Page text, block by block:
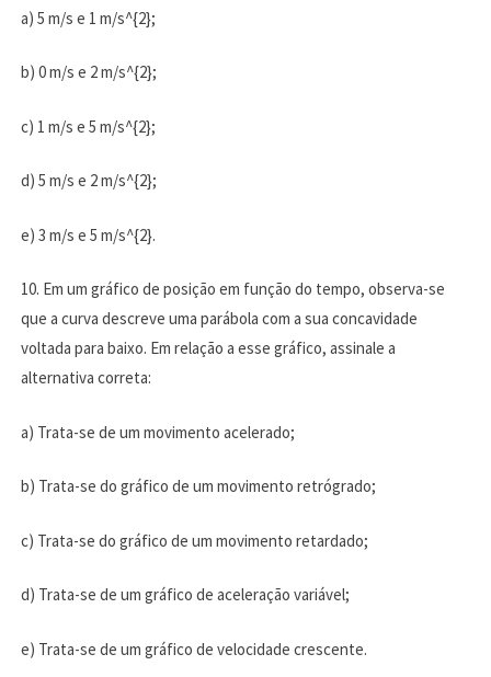
a) 5 m/s e 1 m/s^{2};
b) 0 m/s e 2 m/s^{2};
c) 1 m/s e 5 m/s^{2};
d) 5 m/s e 2 m/s^{2};
e) 3 m/s e 5 m/s^{2}.
10. Em um gráfico de posição em função do tempo, observa-se
que a curva descreve uma parábola com a sua concavidade
voltada para baixo. Em relação a esse gráfico, assinale a
alternativa correta:
a) Trata-se de um movimento acelerado;
b) Trata-se do gráfico de um movimento retrógrado;
c) Trata-se do gráfico de um movimento retardado;
d) Trata-se de um gráfico de aceleração variável;
e) Trata-se de um gráfico de velocidade crescente.